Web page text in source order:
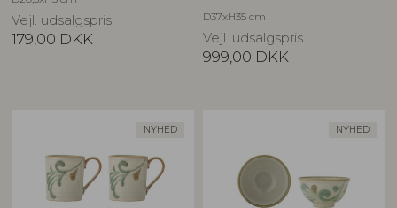
Vejl. udsalgspris
179,00 DKK
D37xH35 cm
Vejl. udsalgspris
999,00 DKK
NYHED NYHED